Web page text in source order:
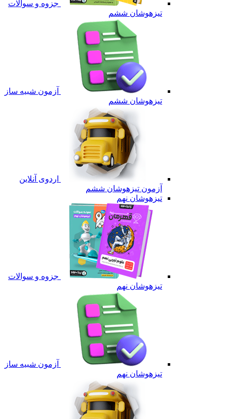
جزوه و سوالات
تیزهوشان ششم
آزمون شبیه ساز
تیزهوشان ششم
اردوی آنلاین
آزمون تیزهوشان ششم
تیزهوشان نهم
جزوه و سوالات
تیزهوشان نهم
آزمون شبیه ساز
تیزهوشان نهم